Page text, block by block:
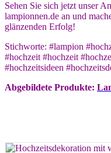
Sehen Sie sich jetzt unser
lampionnen.de an und
glänzenden Erfolg!
Stichworte: #lampion
#hochzeit #hochzeit
#hochzeitsideen
Abgebildete Produkte: